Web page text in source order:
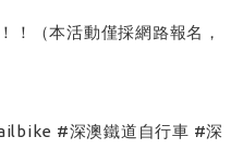
！（本活動僅採網路報名，
#深澳鐵道自行車 #深